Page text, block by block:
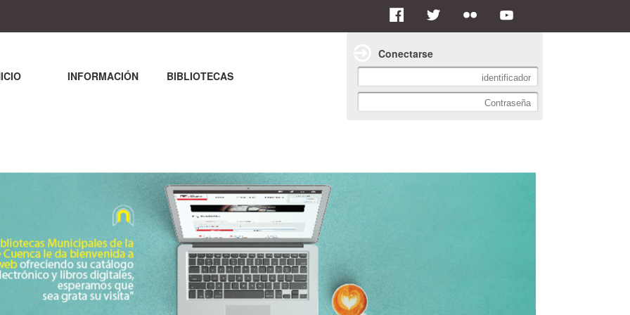
INFORMACIÓN BIBLIOTECAS
Conectarse